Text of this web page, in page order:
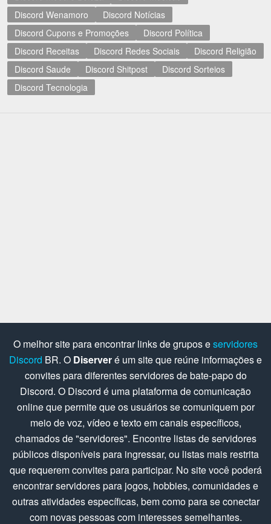
Discord Wenamoro
Discord Notícias
Discord Cupons e Promoções
Discord Política
Discord Receitas
Discord Redes Sociais
Discord Religião
Discord Saude
Discord Shitpost
Discord Sorteios
Discord Tecnologia
O melhor site para encontrar links de grupos eservidores
Discord BR. O Diserveré um site que reúne informações e
convites para diferentes servidores de bate-papo do
Discord. O Discord é uma plataforma de comunicação
online que permite que os usuários se comuniquem por
meio de voz, vídeo e texto em canais específicos,
chamados de "servidores". Encontre listas de servidores
públicos disponíveis para ingressar, ou listas mais restrita
que requerem convites para participar. No site você poderá
encontrar servidores para jogos, hobbies, comunidades e
outras atividades específicas, bem como para se conectar
com novas pessoas com interesses semelhantes.